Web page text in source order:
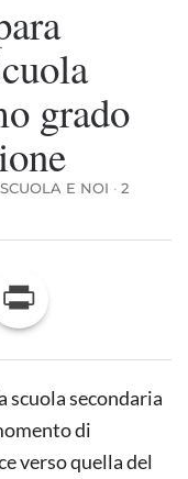
grado
E NOI · 2
scuola secondaria
di
verso quella del